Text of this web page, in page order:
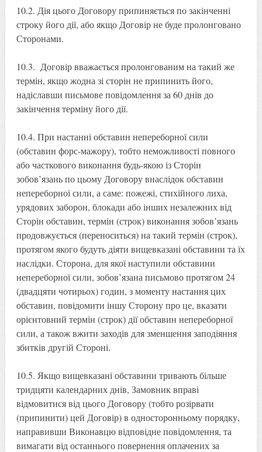
10.2. Дія цього Договору припиняється по закінченні
строку його дії, або якщо Договір не буде пролонговано
Сторонами.
10.3. Договір вважається пролонгованим на такий же
термін, якщо жодна зі сторін не припинить його,
надіславши письмове повідомлення за 60 днів до
закінчення терміну його дії.
10.4. При настанні обставин непереборної сили
(обставин форс-мажору), тобто неможливості повного
або часткового виконання будь-якою із Сторін
зобов’язань по цьому Договору внаслідок обставин
непереборної сили, а саме: пожежі, стихійного лиха,
урядових заборон, блокади або інших незалежних від
Сторін обставин, термін (строк) виконання зобов’язань
продовжується (переноситься) на такий термін (строк),
протягом якого будуть діяти вищевказані обставини та їх
наслідки. Сторона, для якої наступили обставини
непереборної сили, зобов’язана письмово протягом 24
(двадцяти чотирьох) годин, з моменту настання цих
обставин, повідомити іншу Сторону про це, вказати
орієнтовний термін (строк) дії обставин непереборної
сили, а також вжити заходів для зменшення заподіяння
збитків другій Стороні.
10.5. Якщо вищевказані обставини тривають більше
тридцяти календарних днів, Замовник вправі
відмовитися від цього Договору (тобто розірвати
(припинити) цей Договір) в односторонньому порядку,
направивши Виконавцю відповідне повідомлення, та
вимагати від останнього повернення оплачених за